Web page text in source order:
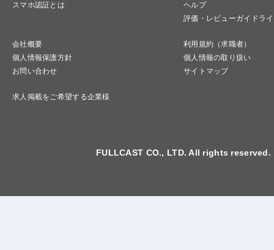
スマホ認証とは
ヘルプ
評価・レビューガイドラ
会社概要
利用規約（求職者）
個人情報保護方針
個人情報の取り扱い
お問い合わせ
サイトマップ
求人掲載をご希望する企業様
FULLCAST CO., LTD. All rights reserved.